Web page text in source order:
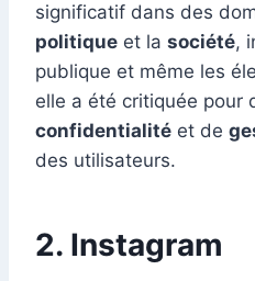
significatif dans des
politique et la société,
publique et même les
elle a été critiquée pour
confidentialité et de
des utilisateurs.
2. Instagram